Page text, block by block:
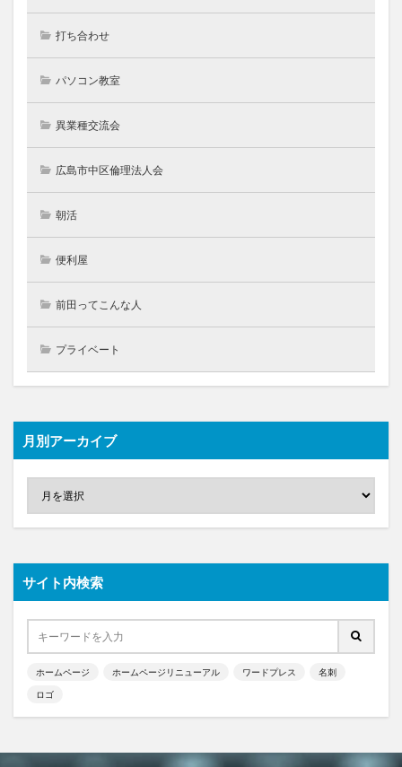
打ち合わせ
パソコン教室
異業種交流会
広島市中区倫理法人会
朝活
便利屋
前田ってこんな人
プライベート
月別アーカイブ
サイト内検索
ホームページ ホームページリニューアル ワードプレス 名刺
ロゴ